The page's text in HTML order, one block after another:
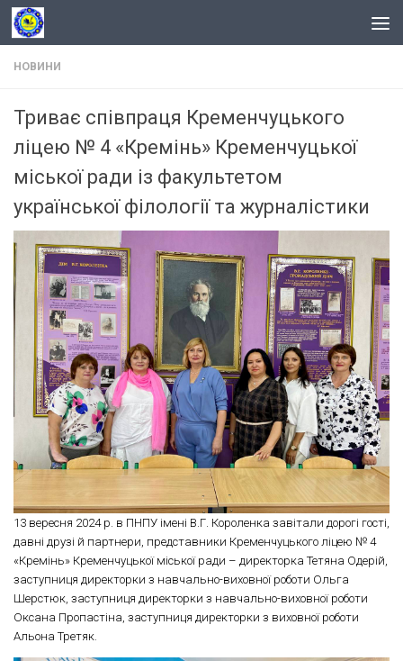
Skip to content
НОВИНИ
Триває співпраця Кременчуцького
ліцею № 4 «Кремінь» Кременчуцької
міської ради із факультетом
української філології та журналістики
13 вересня 2024 р. в ПНПУ імені В.Г. Короленка завітали дорогі гості,
давні друзі й партнери, представники Кременчуцького ліцею № 4
«Кремінь» Кременчуцької міської ради – директорка Тетяна Одерій,
заступниця директорки з навчально-виховної роботи Ольга
Шерстюк, заступниця директорки з навчально-виховної роботи
Оксана Пропастіна, заступниця директорки з виховної роботи
Альона Третяк.